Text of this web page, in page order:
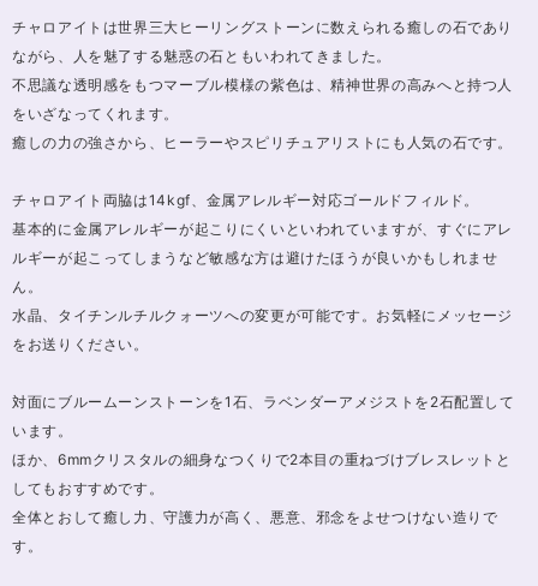
チャロアイトは世界三大ヒーリングストーンに数えられる癒しの石であり
ながら、人を魅了する魅惑の石ともいわれてきました。
不思議な透明感をもつマーブル模様の紫色は、精神世界の高みへと持つ人
をいざなってくれます。
癒しの力の強さから、ヒーラーやスピリチュアリストにも人気の石です。
チャロアイト両脇は14kgf、金属アレルギー対応ゴールドフィルド。
基本的に金属アレルギーが起こりにくいといわれていますが、すぐにアレ
ルギーが起こってしまうなど敏感な方は避けたほうが良いかもしれませ
ん。
水晶、タイチンルチルクォーツへの変更が可能です。お気軽にメッセージ
をお送りください。
対面にブルームーンストーンを1石、ラベンダーアメジストを2石配置して
います。
ほか、6mmクリスタルの細身なつくりで2本目の重ねづけブレスレットと
してもおすすめです。
全体とおして癒し力、守護力が高く、悪意、邪念をよせつけない造りで
す。